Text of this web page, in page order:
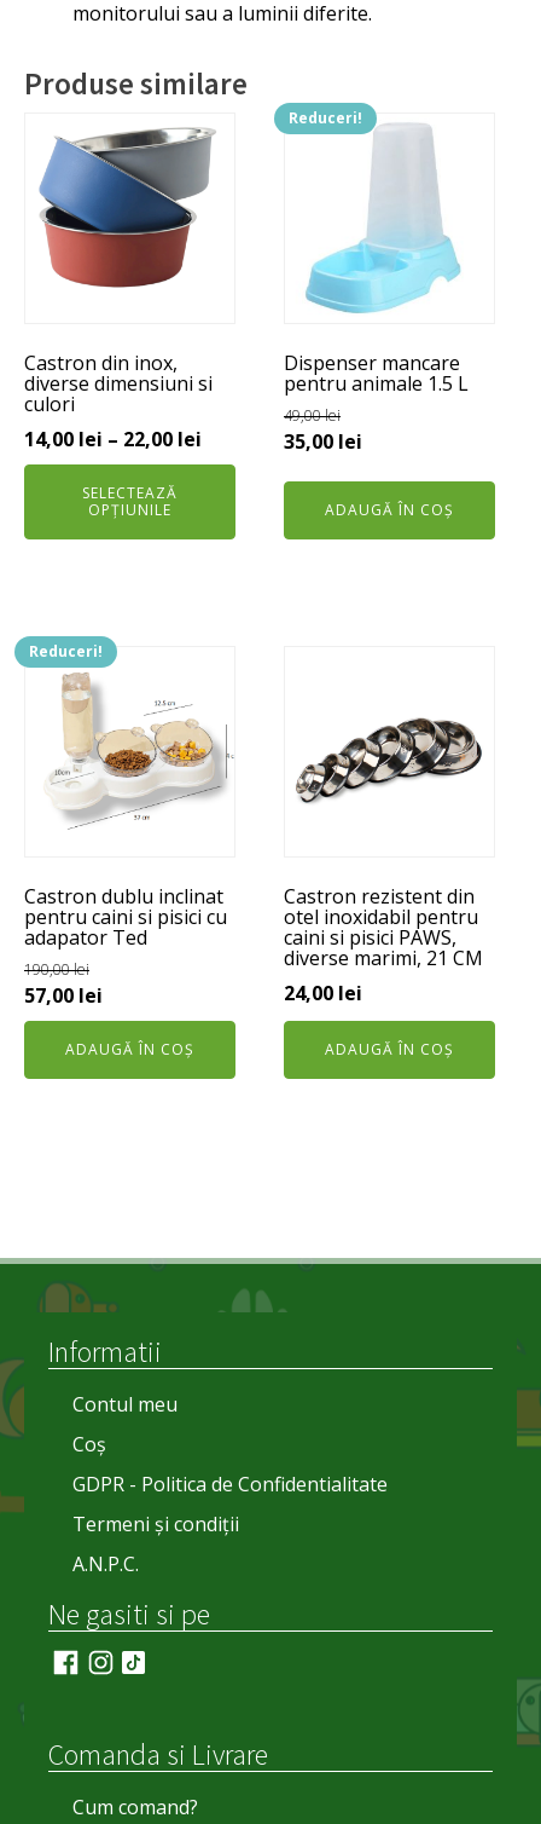
monitorului sau a luminii diferite.
Produse similare
Castron din inox,
diverse dimensiuni si
culori
14,00 lei – 22,00 lei
de
SELECTEAZĂ
OPȚIUNILE
produs
are
mai
multe
variații.
fi
alese
în
pagina
produsului.
Reduceri!
Dispenser mancare
pentru animale 1.5 L
49,00lei
Prețul
fost:
35,00 lei
este:
ADAUGĂ ÎN COȘ
Reduceri!
Castron dublu inclinat
pentru caini si pisici cu
adapator Ted
190,00lei
Prețul
inițial
fost:
57,00 lei
curent
este:
57,00 lei.
ADAUGĂ ÎN COȘ
Castron rezistent din
otel inoxidabil pentru
caini si pisici PAWS,
diverse marimi, 21 CM
24,00 lei
ADAUGĂ ÎN COȘ
Informatii
Contul meu
Coș
GDPR - Politica de Confidentialitate
Termeni și condiții
A.N.P.C.
Ne gasiti si pe
Comanda si Livrare
Cum comand?